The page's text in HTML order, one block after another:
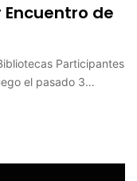
Encuentro de
Participantes
el pasado 3…